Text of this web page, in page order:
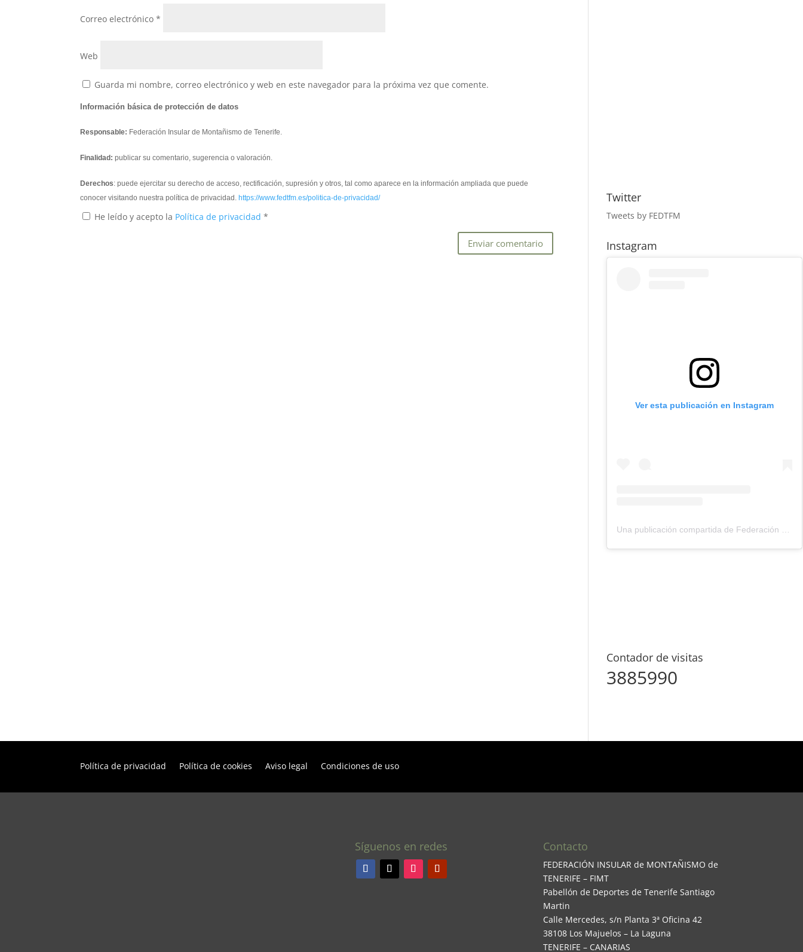
Correo electrónico*
Web
Guarda mi nombre, correo electrónico y web en este navegador para la próxima vez que comente.
Información básica de protección de datos
Responsable: Federación Insular de Montañismo de Tenerife.
Finalidad: publicar su comentario, sugerencia o valoración.
Derechos: puede ejercitar su derecho de acceso, rectificación, supresión y otros, tal como aparece en la información ampliada que puede
conocer visitando nuestra política de privacidad. https://www.fedtfm.es/politica-de-privacidad/
He leído y acepto la Política de privacidad*
Twitter
Tweets by FEDTFM
Instagram
Ver esta publicación en Instagram
Contador de visitas
3885990
Política de privacidad Política de cookies Aviso legal Condiciones de uso
Síguenos en redes Contacto
FEDERACIÓN INSULAR de MONTAÑISMO de
TENERIFE – FIMT
Pabellón de Deportes de Tenerife Santiago
Martin
Calle Mercedes, s/n Planta 3ª Oficina 42
38108 Los Majuelos – La Laguna
TENERIFE – CANARIAS